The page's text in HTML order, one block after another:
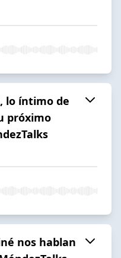
lo íntimo de
próximo
nos hablan